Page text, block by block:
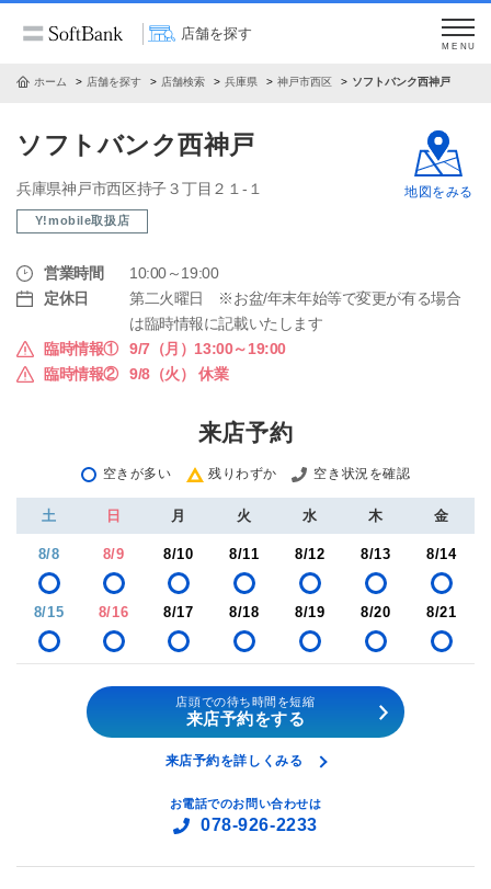
店舗を探す
MENU
ホーム 店舗を探す 店舗検索 兵庫県 神戸市西区 ソフトバンク西神戸
ソフトバンク西神戸
兵庫県神戸市西区持子３丁目２１‐１
Y!mobile取扱店
営業時間
10:00～19:00
定休日
第二火曜日 ※お盆/年末年始等で変更が有る場合
は臨時情報に記載いたします
臨時情報①
9/7（月）13:00～19:00
臨時情報②
9/8（火） 休業
地図をみる
来店予約
空きが多い 残りわずか 空き状況を確認
土 日 月 火 水 木 金
8/8 8/9 8/10 8/11 8/12 8/13 8/14
8/15 8/16 8/17 8/18 8/19 8/20 8/21
店頭での待ち時間を短縮
来店予約をする
来店予約を詳しくみる
お電話でのお問い合わせは
078-926-2233